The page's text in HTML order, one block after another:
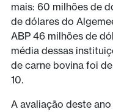
mais: 60 milhões de
de dólares do
ABP 46 milhões de
média dessas
de carne bovina foi
10.
A avaliação deste